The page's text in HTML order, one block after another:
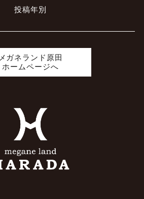
投稿年別
メガネランド原田
ホームページへ